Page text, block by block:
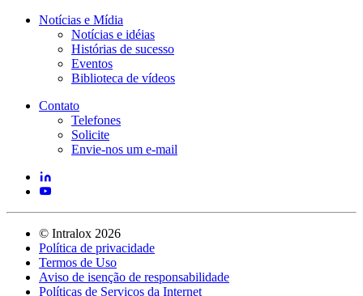
Notícias e Mídia
Notícias e idéias
Histórias de sucesso
Eventos
Biblioteca de vídeos
Contato
Telefones
Solicite
Envie-nos um e-mail
© Intralox 2026
Política de privacidade
Termos de Uso
Aviso de isenção de responsabilidade
Políticas de Serviços da Internet